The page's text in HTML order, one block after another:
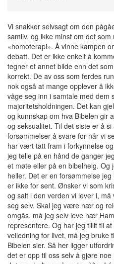
Vi snakker selvsagt om den
samliv, og ikke minst om det
«homoterapi». Å vinne kampen
debatt. Det er ikke enkelt å
tegner et annet bilde enn det
korrekt. De av oss som ferdes
nok også at mange opplever å
våge seg inn i samtale med dem
majoritetsholdningen. Det kan
og kunnskap om hva Bibelen gir
og seksualitet. Til det siste er å
forsømmelser å svare for når vi
har vært tatt fram i forkynnelse
jeg telle på en hånd de ganger
et møte eller på en bibelhelg. Og
heller. Det er en forsømmelse
er ikke for sent. Ønsker vi som
og salt i den verden vi lever i,
seg selv. Skal jeg være nær og
omgås, må jeg selv leve nær
representere. Og har jeg tillit til
veiledning for livet, må jeg bruke
Bibelen sier. Så her ligger
det er opp til oss selv å gjøre